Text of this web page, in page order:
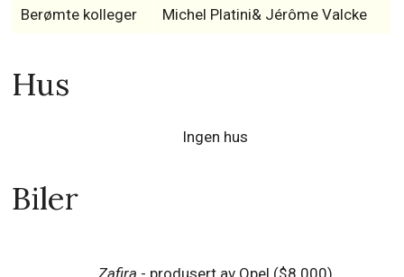
Berømte kolleger Michel Platini& Jérôme Valcke
Hus
Ingen hus
Biler